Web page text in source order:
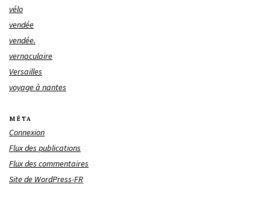
vélo
vendée
vendée.
vernaculaire
Versailles
voyage à nantes
MÉTA
Connexion
Flux des publications
Flux des commentaires
Site de WordPress-FR